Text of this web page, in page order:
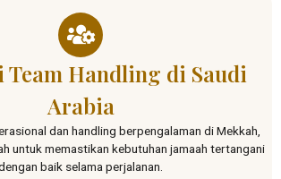
Handling di Saudi
Arabia
dan handling berpengalaman di Mekkah,
untuk memastikan kebutuhan jamaah tertangani
baik selama perjalanan.